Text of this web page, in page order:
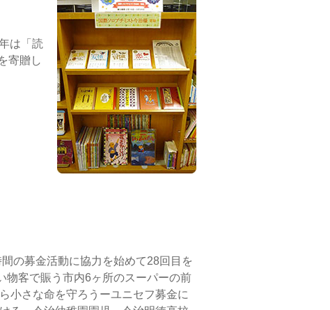
は「読
寄贈し
の募金活動に協力を始めて28回目を
物客で賑う市内6ヶ所のスーパーの前
小さな命を守ろうーユニセフ募金に